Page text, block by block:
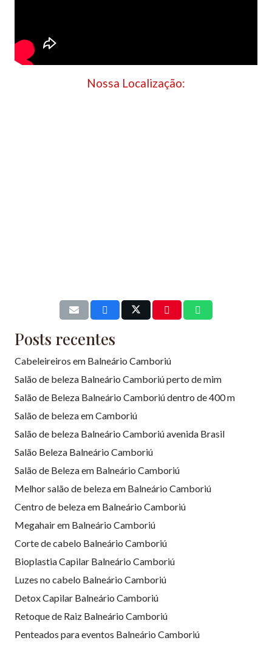
Nossa Localização:
Posts recentes
Cabeleireiros em Balneário Camboriú
Salão de beleza Balneário Camboriú perto de mim
Salão de Beleza Balneário Camboriú dentro de 400 m
Salão de beleza em Camboriú
Salão de beleza Balneário Camboriú avenida Brasil
Salão Beleza Balneário Camboriú
Salão de Beleza em Balneário Camboriú
Melhor salão de beleza em Balneário Camboriú
Centro de beleza em Balneário Camboriú
Megahair em Balneário Camboriú
Corte de cabelo Balneário Camboriú
Bioplastia Capilar Balneário Camboriú
Luzes no cabelo Balneário Camboriú
Detox Capilar Balneário Camboriú
Retoque de Raiz Balneário Camboriú
Penteados para eventos Balneário Camboriú